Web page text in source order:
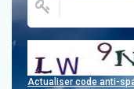
Actualiser code anti-